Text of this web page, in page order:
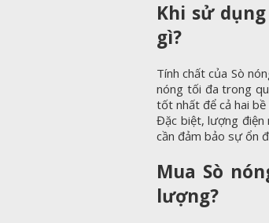
Khi sử
gì?
Tính chất của Sò
nóng tối đa trong
tốt nhất để cả hai
Đặc biệt, lượng điện
cần đảm bảo sự ổn
Mua Sò
lượng?